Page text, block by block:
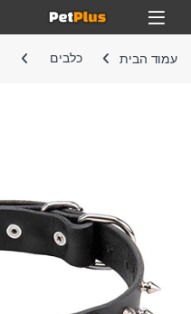
Skip to navigation
Skip to content
Open
עמוד הבית כלבים